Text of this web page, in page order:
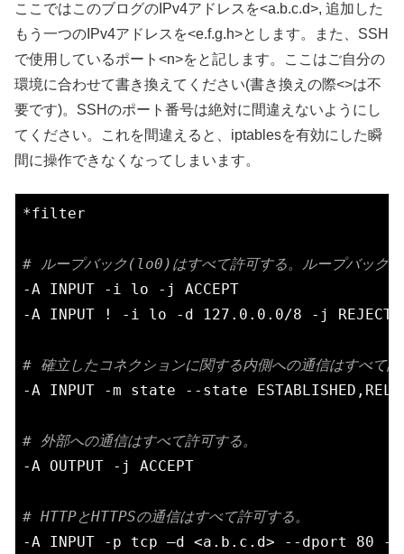
ここではこのブログのIPv4アドレスを<a.b.c.d>, 追加した
もう一つのIPv4アドレスを<e.f.g.h>とします。また、SSH
で使用しているポート<n>をと記します。ここはご自分の
環境に合わせて書き換えてください(書き換えの際<>は不
要です)。SSHのポート番号は絶対に間違えないようにし
てください。これを間違えると、iptablesを有効にした瞬
間に操作できなくなってしまいます。
*filter
# ループバック(lo0)はすべて許可する。ループバック
-A INPUT -i lo -j ACCEPT
-A INPUT ! -i lo -d 127.0.0.0/8 -j REJECT
# 確立したコネクションに関する内側への通信はすべて
-A INPUT -m state --state
# 外部への通信はすべて許可する。
-A OUTPUT -j ACCEPT
# HTTPとHTTPSの通信はすべて許可する。
-A INPUT -p tcp –d <a.b.c.d> --dport 80 -j